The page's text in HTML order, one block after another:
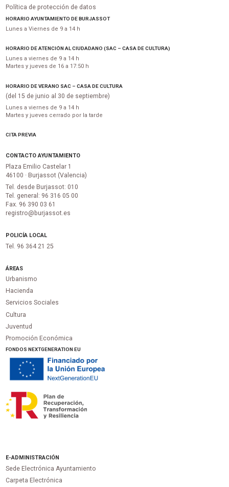
Política de protección de datos
HORARIO AYUNTAMIENTO DE BURJASSOT
Lunes a Viernes de 9 a 14 h
HORARIO DE ATENCIÓN AL CIUDADANO (SAC – CASA DE CULTURA)
Lunes a viernes de 9 a 14 h
Martes y jueves de 16 a 17:50 h
HORARIO DE VERANO SAC – CASA DE CULTURA
(del 15 de junio al 30 de septiembre)
Lunes a viernes de 9 a 14 h
Martes y jueves cerrado por la tarde
CITA PREVIA
CONTACTO AYUNTAMIENTO
Plaza Emilio Castelar 1
46100 · Burjassot (Valencia)
Tel. desde Burjassot: 010
Tel. general: 96 316 05 00
Fax. 96 390 03 61
registro@burjassot.es
POLICÍA LOCAL
Tel. 96 364 21 25
ÁREAS
Urbanismo
Hacienda
Servicios Sociales
Cultura
Juventud
Promoción Económica
FONDOS NEXTGENERATION EU
E-ADMINISTRACIÓN
Sede Electrónica Ayuntamiento
Carpeta Electrónica